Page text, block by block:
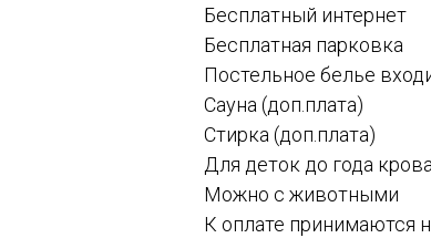
Бесплатный интернет
Бесплатная парковка
Постельное белье
Сауна (доп.плата)
Стирка (доп.плата)
Для деток до года
Можно с животными
К оплате принимаются